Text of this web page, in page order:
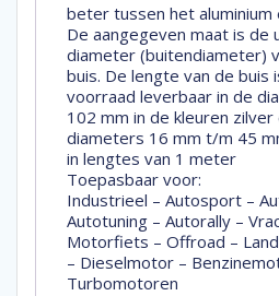
beter tussen het aluminium
De aangegeven maat is de
diameter (buitendiameter)
buis. De lengte van de buis
voorraad leverbaar in de
102 mm in de kleuren
diameters 16 mm t/m 45
in lengtes van 1 meter
Toepasbaar voor:
Industrieel – Autosport –
Autotuning – Autorally –
Motorfiets – Offroad –
– Dieselmotor –
Turbomotoren